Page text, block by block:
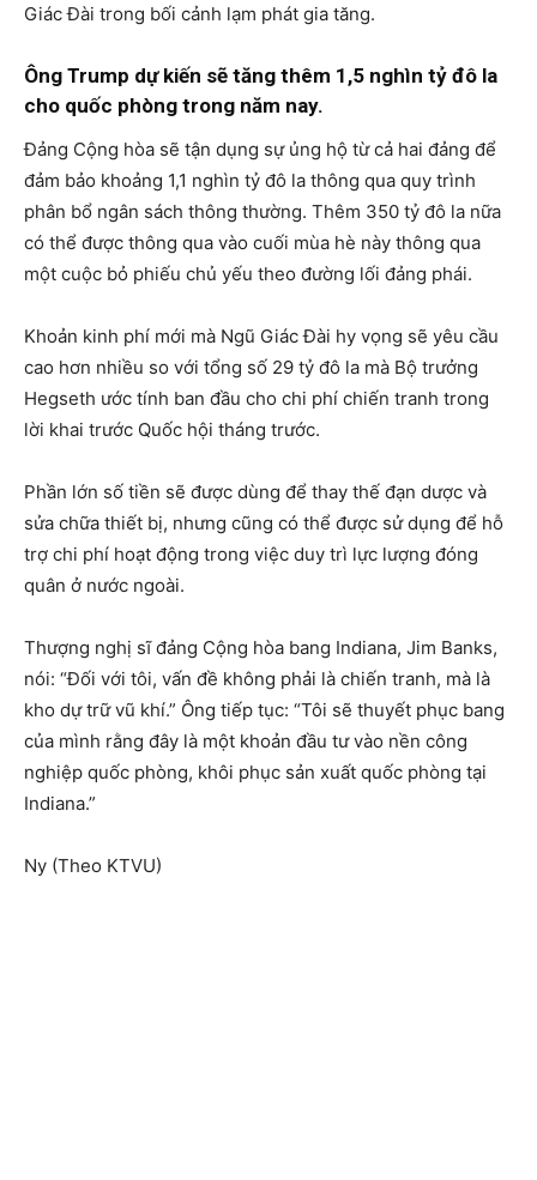
Giác Đài trong bối cảnh lạm phát gia tăng.
Ông Trump dự kiến ​​sẽ tăng thêm 1,5 nghìn tỷ đô la
cho quốc phòng trong năm nay.
Đảng Cộng hòa sẽ tận dụng sự ủng hộ từ cả hai đảng để
đảm bảo khoảng 1,1 nghìn tỷ đô la thông qua quy trình
phân bổ ngân sách thông thường. Thêm 350 tỷ đô la nữa
có thể được thông qua vào cuối mùa hè này thông qua
một cuộc bỏ phiếu chủ yếu theo đường lối đảng phái.
Khoản kinh phí mới mà Ngũ Giác Đài hy vọng sẽ yêu cầu
cao hơn nhiều so với tổng số 29 tỷ đô la mà Bộ trưởng
Hegseth ước tính ban đầu cho chi phí chiến tranh trong
lời khai trước Quốc hội tháng trước.
Phần lớn số tiền sẽ được dùng để thay thế đạn dược và
sửa chữa thiết bị, nhưng cũng có thể được sử dụng để hỗ
trợ chi phí hoạt động trong việc duy trì lực lượng đóng
quân ở nước ngoài.
Thượng nghị sĩ đảng Cộng hòa bang Indiana, Jim Banks,
nói: “Đối với tôi, vấn đề không phải là chiến tranh, mà là
kho dự trữ vũ khí.” Ông tiếp tục: “Tôi sẽ thuyết phục bang
của mình rằng đây là một khoản đầu tư vào nền công
nghiệp quốc phòng, khôi phục sản xuất quốc phòng tại
Indiana.”
Ny (Theo KTVU)